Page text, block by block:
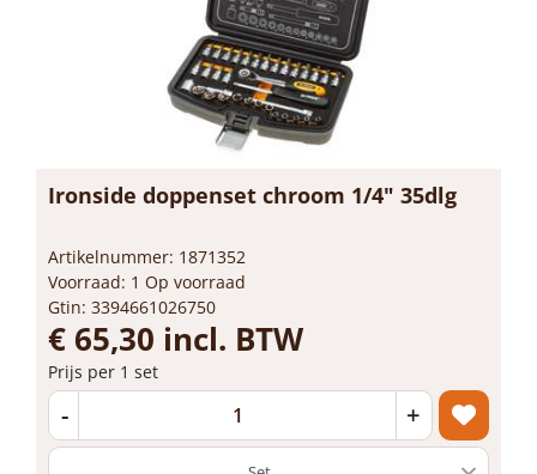
Ironside doppenset chroom 1/4" 35dlg
Artikelnummer: 1871352
Voorraad: 1 Op voorraad
Gtin: 3394661026750
€ 65,30 incl. BTW
Prijs per 1 set
- +